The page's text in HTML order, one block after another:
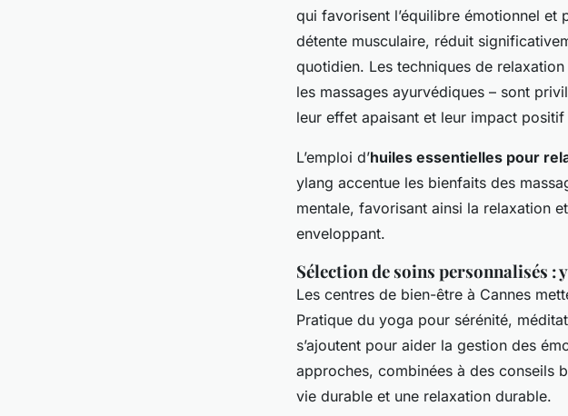
qui favorisent l’équilibre émotionnel et
détente musculaire, réduit
quotidien. Les techniques de
les massages ayurvédiques – sont
leur effet apaisant et leur impact positif
L’emploi d’huiles essentielles pour
ylang accentue les bienfaits des
mentale, favorisant ainsi la relaxation
enveloppant.
Sélection de soins personnalisés
Les centres de bien-être à Cannes
Pratique du yoga pour sérénité,
s’ajoutent pour aider la gestion des
approches, combinées à des conseils
vie durable et une relaxation durable.